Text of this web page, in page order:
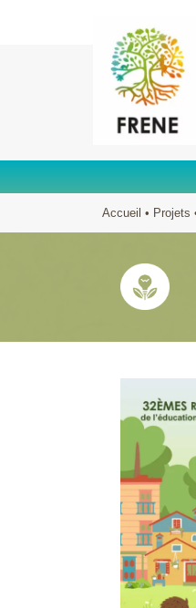
Accueil • Projets